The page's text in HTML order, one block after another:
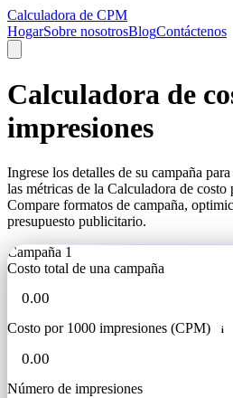
Calculadora de CPM
HogarSobre nosotrosBlogContáctenos
Calculadora de
impresiones
Ingrese los detalles de su campaña
las métricas de la Calculadora de
Compare formatos de campaña,
presupuesto publicitario.
Campaña 1
Costo total de una campaña
Costo por 1000 impresiones (CPM) i
Número de impresiones